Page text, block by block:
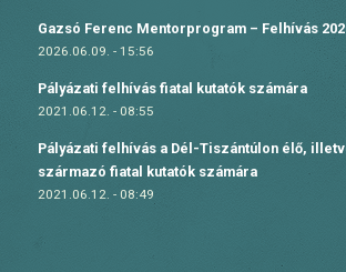
Gazsó Ferenc Mentorprogram – Felhívás
2026.06.09. - 15:56
Pályázati felhívás fiatal kutatók számára
2021.06.12. - 08:55
Pályázati felhívás a Dél-Tiszántúlon élő,
származó fiatal kutatók számára
2021.06.12. - 08:49